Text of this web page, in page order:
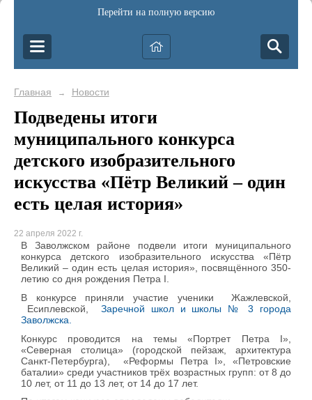
Перейти на полную версию
Главная → Новости
Подведены итоги
муниципального конкурса
детского изобразительного
искусства «Пётр Великий – один
есть целая история»
22 апреля 2022 г.
В Заволжском районе подвели итоги муниципального
конкурса детского изобразительного искусства «Пётр
Великий – один есть целая история», посвящённого 350-
летию со дня рождения Петра I.
В конкурсе приняли участие ученики Жажлевской,
Есиплевской, Заречной школ и школы № 3 города
Заволжска.
Конкурс проводится на темы «Портрет Петра I»,
«Северная столица» (городской пейзаж, архитектура
Санкт-Петербурга), «Реформы Петра I», «Петровские
баталии» среди участников трёх возрастных групп: от 8 до
10 лет, от 11 до 13 лет, от 14 до 17 лет.